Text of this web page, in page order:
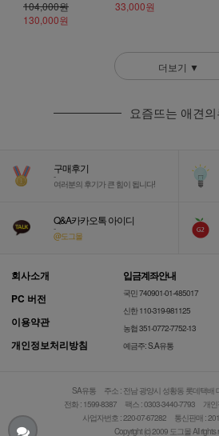
104,000원
130,000원
33,000원
더보기 ▼
요즘뜨는 애견의
구매후기
-
여러분의 후기가 큰 힘이 됩니다!
Q&A카카오톡 아이디
-
@도그몰
회사소개
PC 버전
이용약관
개인정보처리방침
입금계좌안내
국민 740901-01-485017
신한 110-319-981125
농협 351-0772-7752-13
예금주: S.A유통
SA유통 주소 : 전남 광양시 성황동 롯데택배
전화 : 1599-8387
팩스 : 0303-3440-7793
개
사업자번호 : 220-07-67282
통신판매 :
Copyright (c) 2009 도그몰 All rights